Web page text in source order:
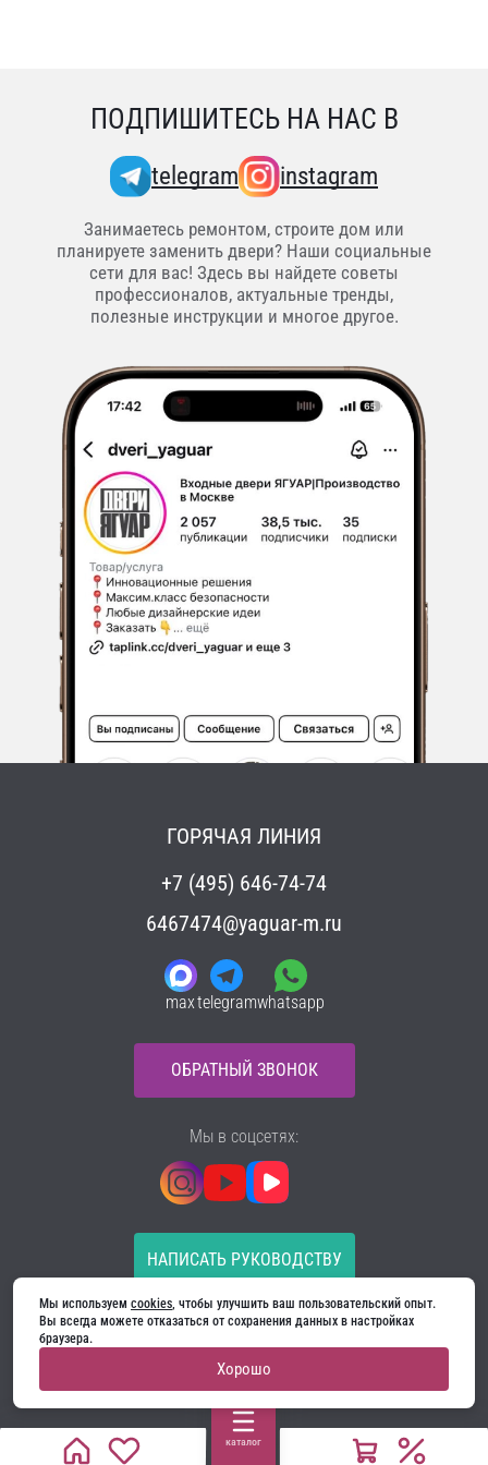
каталог
ПОДПИШИТЕСЬ НА НАС В
telegram instagram
Занимаетесь ремонтом, строите дом или
планируете заменить двери? Наши социальные
сети для вас! Здесь вы найдете советы
профессионалов, актуальные тренды,
полезные инструкции и многое другое.
ГОРЯЧАЯ ЛИНИЯ
+7 (495) 646-74-74
6467474@yaguar-m.ru
maxtelegramwhatsapp
ОБРАТНЫЙ ЗВОНОК
НАПИСАТЬ РУКОВОДСТВУ
Все материалы на сайте принадлежат компании
ООО «Ягуар-М» — входные и межкомнатные двери
Политика конфиденциальности
Договор оферты
Cookie
Мы в соцсетях:
Мы используем cookies, чтобы улучшить ваш пользовательский опыт.
Вы всегда можете отказаться от сохранения данных в настройках
браузера.
Хорошо